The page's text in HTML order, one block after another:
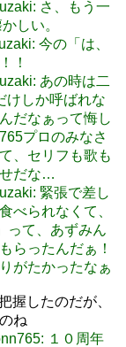
さ、もう一
しい。
今の「は、
！
あの時は二
けしか呼ばれな
だなぁって悔し
プロのみなさ
、セリフも歌も
だな…
緊張で差し
べられなくて、
って、あずみん
らったんだぁ！
がたかったなぁ
握したのだが、
ね
１０周年